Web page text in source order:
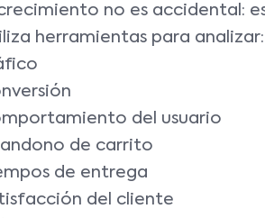
no es accidental:
herramientas para analizar:
del usuario
de carrito
de entrega
del cliente